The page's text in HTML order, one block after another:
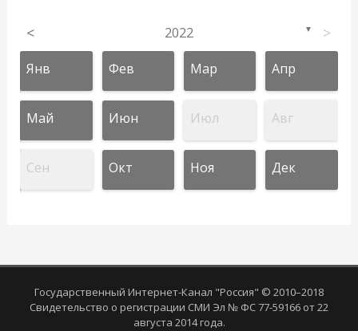
< 2022 ▼ >
Янв Фев Мар Апр
Май Июн Июл Авг
Сен Окт Ноя Дек
Государственный Интернет-Канал "Россия" © 2010–2018
Свидетельство о регистрации СМИ Эл № ФС 77-59166 от 22
августа 2014 года.